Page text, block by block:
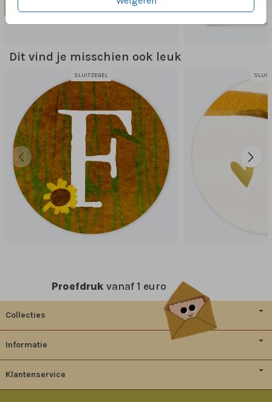
Dit vind je misschien ook leuk
SLUITZEGEL
Proefdruk vanaf 1 euro
Collecties
Informatie
Klantenservice